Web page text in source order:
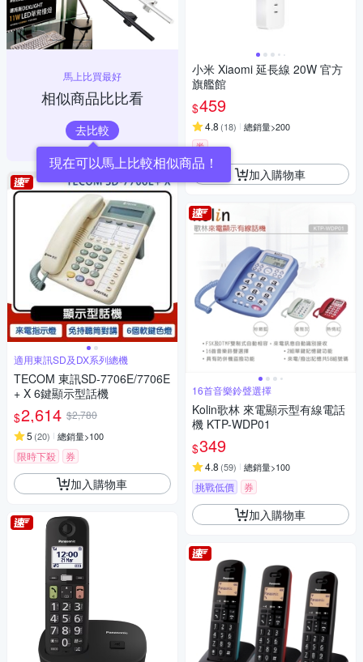
馬上比買最好
相似商品比比看
去比較
適用東訊SD及DX系列總機
TECOM 東訊SD-7706E/7706E
+ X 6鍵顯示型話機
$2,614 $2,780
5 (20) 總銷量>100
限時下殺 券
加入購物車
小米 Xiaomi 延長線 20W 官方
旗艦館
$459
4.8 (18) 總銷量>200
券
加入購物車
16首音樂鈴聲選擇
Kolin歌林 來電顯示型有線電話
機 KTP-WDP01
$349
4.8 (59) 總銷量>100
挑戰低價 券
加入購物車